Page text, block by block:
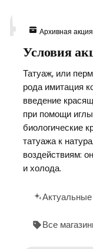
Архивная акция
Условия
Татуаж, или
рода имитация
введение
при помощи
биологические
татуажа к
воздействиям:
и холода.
Все